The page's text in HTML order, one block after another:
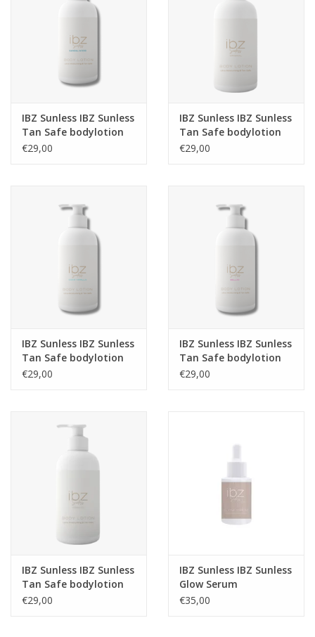
IBZ Sunless IBZ Sunless
Tan Safe bodylotion
Glow
€29,00
IBZ Sunless IBZ Sunless
Tan Safe bodylotion
Sandalwood
€29,00
IBZ Sunless IBZ Sunless
Tan Safe bodylotion
Coco-Vanille
€29,00
IBZ Sunless IBZ Sunless
Tan Safe bodylotion
Bellini
€29,00
IBZ Sunless IBZ Sunless
Tan Safe bodylotion
Original
€29,00
IBZ Sunless IBZ Sunless
Glow Serum
€35,00